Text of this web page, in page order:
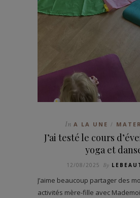
In A LA UNE /
J’ai testé le cours
yoga et
12/08/2025 By
J’aime beaucoup partager des
activités mère-fille avec